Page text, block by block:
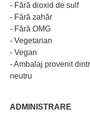
- Fără dioxid de sulf
- Fără zahăr
- Fără OMG
- Vegetarian
- Vegan
- Ambalaj provenit
neutru
ADMINISTRARE